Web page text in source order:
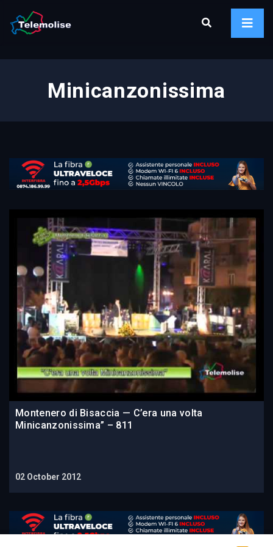
Minicanzonissima
Montenero di Bisaccia — C’era una volta
Minicanzonissima” – 811
02 October 2012